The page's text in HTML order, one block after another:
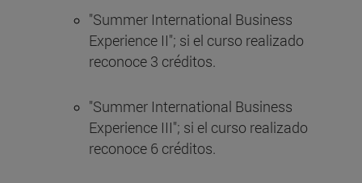
"Summer International Business
Experience II"; si el curso realizado
reconoce 3 créditos.
"Summer International Business
Experience III"; si el curso realizado
reconoce 6 créditos.